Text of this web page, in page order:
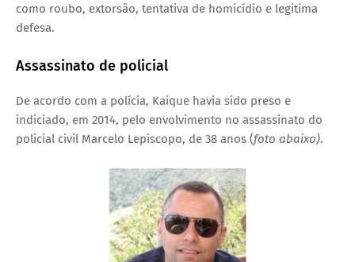
como roubo, extorsão, tentativa de homicídio e legitima
defesa.
Assassinato de policial
De acordo com a polícia, Kaique havia sido preso e
indiciado, em 2014, pelo envolvimento no assassinato do
policial civil Marcelo Lepiscopo, de 38 anos (foto abaixo).